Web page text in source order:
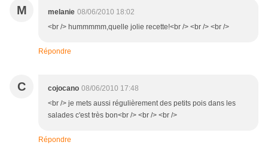
M melanie 08/06/2010 18:02
<br /> hummmmm,quelle jolie recette!<br /> <br /> <br />
Répondre
C cojocano 08/06/2010 17:48
<br /> je mets aussi régulièrement des petits pois dans les
salades c'est très bon<br /> <br /> <br />
Répondre